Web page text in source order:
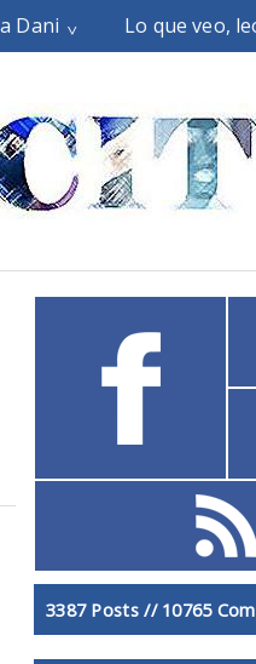
Dani Lo que veo,
3387 Posts // 10765